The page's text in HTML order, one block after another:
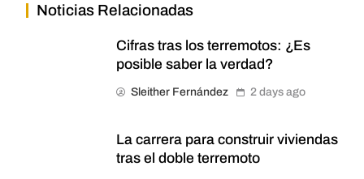
Noticias Relacionadas
Cifras tras los terremotos: ¿Es
posible saber la verdad?
Sleither Fernández 2 days ago
La carrera para construir viviendas
tras el doble terremoto